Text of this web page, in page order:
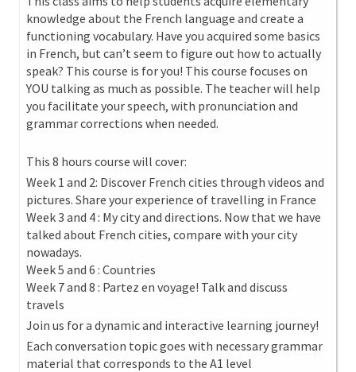
knowledge about the French language and create a
functioning vocabulary. Have you acquired some basics
in French, but can’t seem to figure out how to actually
speak? This course is for you! This course focuses on
YOU talking as much as possible. The teacher will help
you facilitate your speech, with pronunciation and
grammar corrections when needed.
This 8 hours course will cover:
Week 1 and 2: Discover French cities through videos and
pictures. Share your experience of travelling in France
Week 3 and 4 : My city and directions. Now that we have
talked about French cities, compare with your city
nowadays.
Week 5 and 6 : Countries
Week 7 and 8 : Partez en voyage! Talk and discuss
travels
Join us for a dynamic and interactive learning journey!
Each conversation topic goes with necessary grammar
material that corresponds to the A1 level